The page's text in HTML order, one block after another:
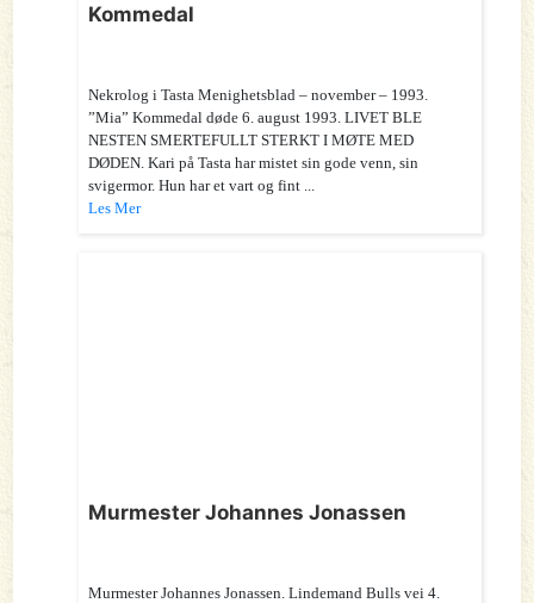
Kommedal
Nekrolog i Tasta Menighetsblad – november – 1993.
”Mia” Kommedal døde 6. august 1993. LIVET BLE
NESTEN SMERTEFULLT STERKT I MØTE MED
DØDEN. Kari på Tasta har mistet sin gode venn, sin
svigermor. Hun har et vart og fint ...
Les Mer
Murmester Johannes Jonassen
Murmester Johannes Jonassen. Lindemand Bulls vei 4.